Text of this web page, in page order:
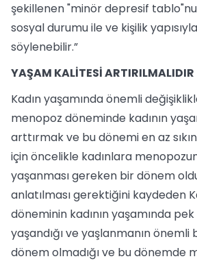
şekillenen "minör depresif
sosyal durumu ile ve kişilik
söylenebilir.”
YAŞAM KALİTESİ ARTIRILMALIDIR
Kadın yaşamında önemli
menopoz döneminde kadının
arttırmak ve bu dönemi en az
için öncelikle kadınlara
yaşanması gereken bir dönem
anlatılması gerektiğini kaydeden
döneminin kadının yaşamında
yaşandığı ve yaşlanmanın
dönem olmadığı ve bu dönemde